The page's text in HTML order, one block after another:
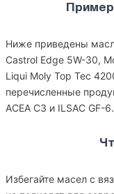
Ниже приведены
Castrol Edge 5W-30,
Liqui Moly Top Tec
перечисленные
ACEA C3 и ILSAC GF-6.
Избегайте масел с